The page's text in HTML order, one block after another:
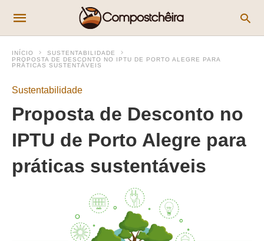
INÍCIO
SUSTENTABILIDADE
PROPOSTA DE DESCONTO NO IPTU DE PORTO ALEGRE PARA
PRÁTICAS SUSTENTÁVEIS
Sustentabilidade
Proposta de Desconto no
IPTU de Porto Alegre para
práticas sustentáveis